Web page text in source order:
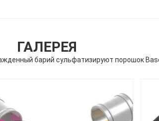
ГАЛЕРЕЯ
барий сульфатизируют порошок